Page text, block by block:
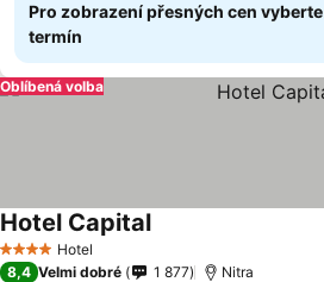
Pro zobrazení přesných cen vyberte
termín
Oblíbená volba
4 Počet hvězdiček
Hotel
Hotel Capital
8,4 Velmi dobré 1 877 Nitra